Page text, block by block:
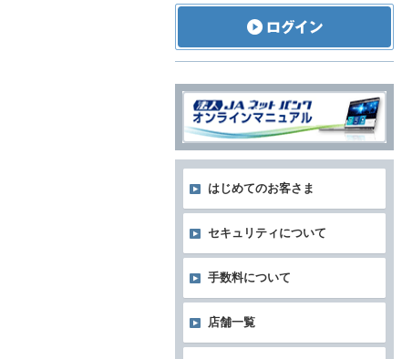
はじめてのお客さま
セキュリティについて
手数料について
店舗一覧